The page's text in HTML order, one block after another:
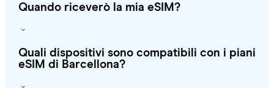
Quando riceverò la mia eSIM?
Quali dispositivi sono compatibili con i piani
eSIM di Barcellona?